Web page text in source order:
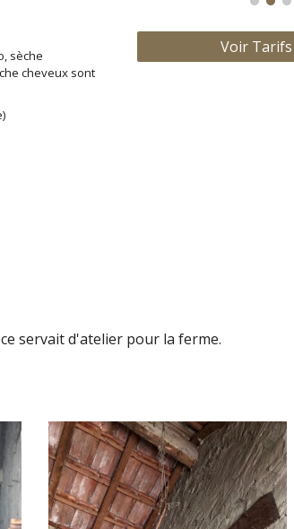
sèche
cheveux sont
Voir
servaitd'atelier pour la ferme.